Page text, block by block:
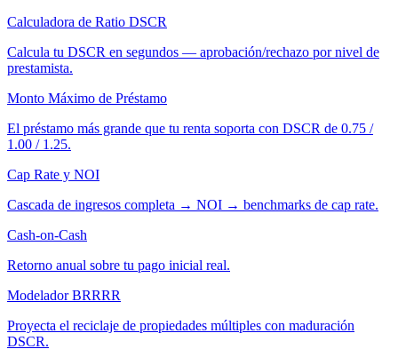
Calculadora de Ratio DSCR
Calcula tu DSCR en segundos — aprobación/rechazo por nivel de
prestamista.
Monto Máximo de Préstamo
El préstamo más grande que tu renta soporta con DSCR de 0.75 /
1.00 / 1.25.
Cap Rate y NOI
Cascada de ingresos completa → NOI → benchmarks de cap rate.
Cash-on-Cash
Retorno anual sobre tu pago inicial real.
Modelador BRRRR
Proyecta el reciclaje de propiedades múltiples con maduración
DSCR.